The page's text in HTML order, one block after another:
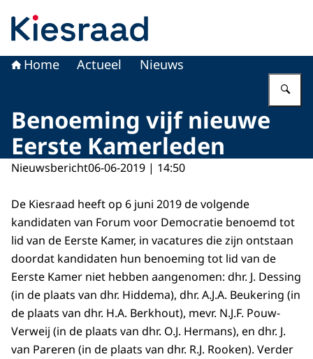
Home Actueel Nieuws
Benoeming vijf nieuwe
Eerste Kamerleden
Nieuwsbericht06-06-2019 | 14:50
De Kiesraad heeft op 6 juni 2019 de volgende
kandidaten van Forum voor Democratie benoemd tot
lid van de Eerste Kamer, in vacatures die zijn ontstaan
doordat kandidaten hun benoeming tot lid van de
Eerste Kamer niet hebben aangenomen: dhr. J. Dessing
(in de plaats van dhr. Hiddema), dhr. A.J.A. Beukering (in
de plaats van dhr. H.A. Berkhout), mevr. N.J.F. Pouw-
Verweij (in de plaats van dhr. O.J. Hermans), en dhr. J.
van Pareren (in de plaats van dhr. R.J. Rooken). Verder